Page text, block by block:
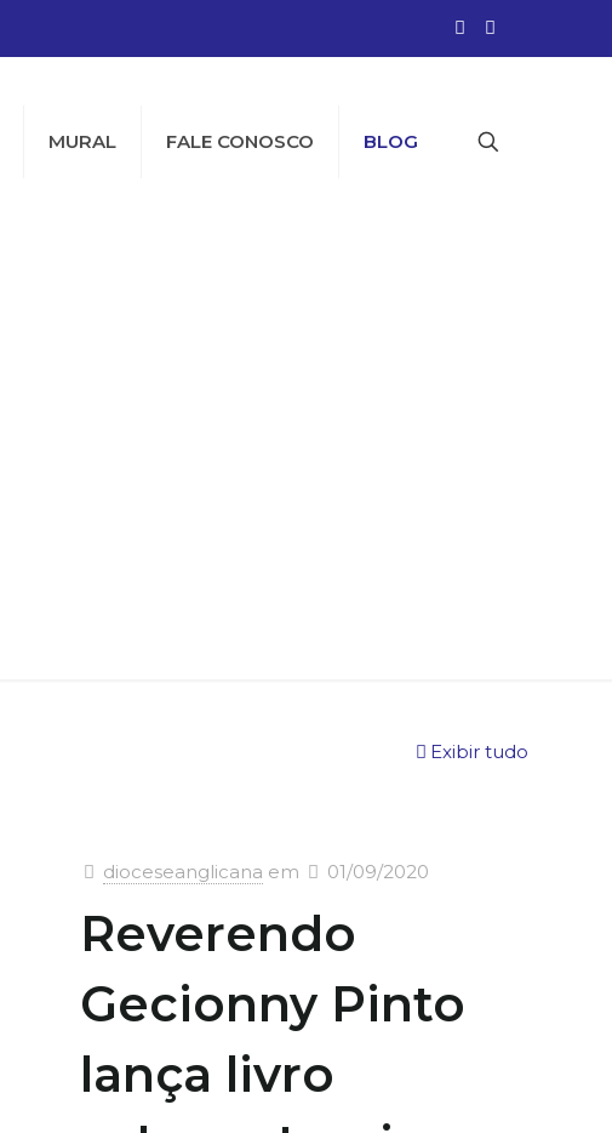
MURAL FALE CONOSCO BLOG
Exibir tudo
dioceseanglicana em 01/09/2020
Reverendo
Gecionny Pinto
lança livro